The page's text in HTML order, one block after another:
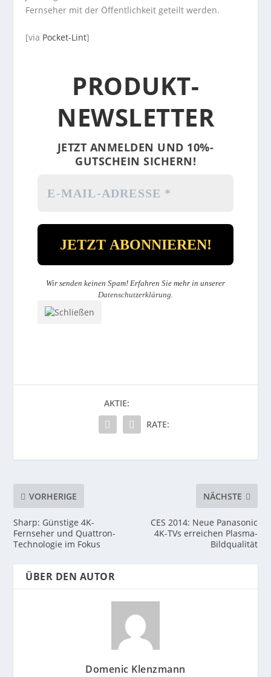
Fernseher mit der Öffentlichkeit geteilt werden.
[via Pocket-Lint]
PRODUKT-
NEWSLETTER
JETZT ANMELDEN UND 10%-
GUTSCHEIN SICHERN!
Wir senden keinen Spam! Erfahren Sie mehr in unserer
Datenschutzerklärung.
AKTIE:
RATE:
VORHERIGE
Sharp: Günstige 4K-
Fernseher und Quattron-
Technologie im Fokus
NÄCHSTE
CES 2014: Neue Panasonic
4K-TVs erreichen Plasma-
Bildqualität
ÜBER DEN AUTOR
Domenic Klenzmann